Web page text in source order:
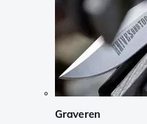
Graveren